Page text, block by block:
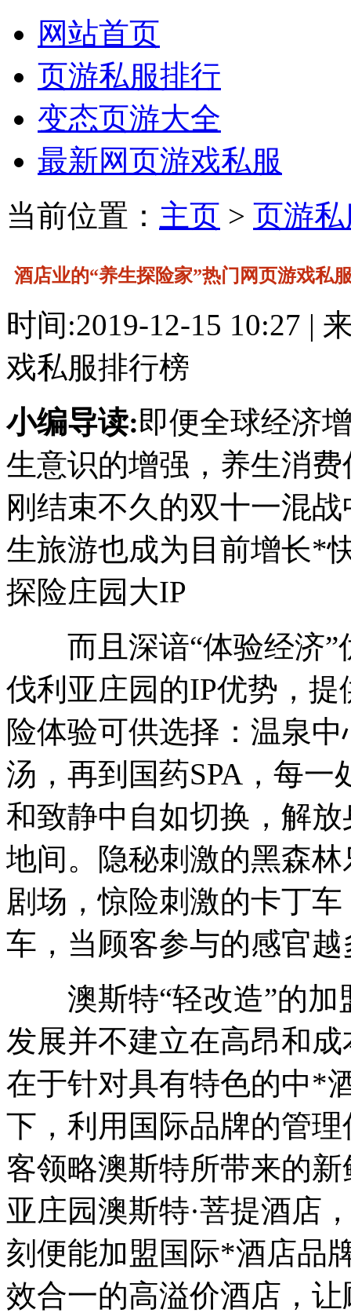
网站首页
页游私服排行
变态页游大全
最新网页游戏私服
当前位置： 主页 > 页游
酒店业的“养生探险家”热门网页游戏私
园主题IP酒店脱颖而出
时间:2019-12-15 10:27 |
戏私服排行榜
小编导读:即便全球经济
生意识的增强，养生消
刚结束不久的双十一混
生旅游也成为目前增长*
探险庄园大IP
而且深谙“体验经济”
伐利亚庄园的IP优势，
险体验可供选择：温泉
汤，再到国药SPA，每
和致静中自如切换，解
地间。隐秘刺激的黑森
剧场，惊险刺激的卡丁
车，当顾客参与的感官
澳斯特“轻改造”的加
发展并不建立在高昂和
在于针对具有特色的中*
下，利用国际品牌的管
客领略澳斯特所带来的
亚庄园澳斯特·菩提酒店
刻便能加盟国际*酒店品
效合一的高溢价酒店，